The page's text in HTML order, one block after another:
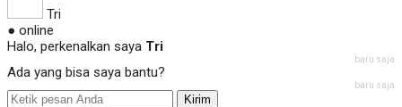
Tri
● online
Halo, perkenalkan saya Tri
baru saja
Ada yang bisa saya bantu?
baru saja
Kirim